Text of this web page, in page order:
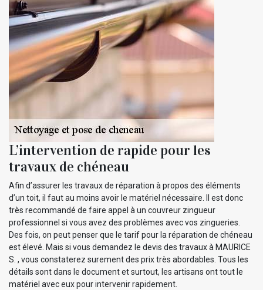
L’intervention de rapide pour les
travaux de chéneau
Afin d’assurer les travaux de réparation à propos des éléments
d’un toit, il faut au moins avoir le matériel nécessaire. Il est donc
très recommandé de faire appel à un couvreur zingueur
professionnel si vous avez des problèmes avec vos zingueries.
Des fois, on peut penser que le tarif pour la réparation de chéneau
est élevé. Mais si vous demandez le devis des travaux à MAURICE
S. , vous constaterez surement des prix très abordables. Tous les
détails sont dans le document et surtout, les artisans ont tout le
matériel avec eux pour intervenir rapidement.